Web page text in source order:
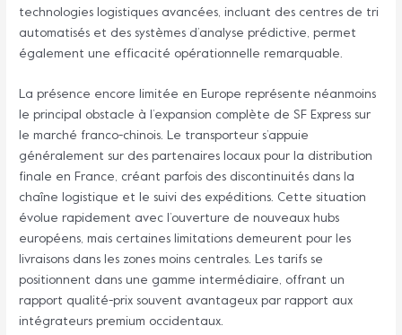
technologies logistiques avancées, incluant des centres de tri
automatisés et des systèmes d’analyse prédictive, permet
également une efficacité opérationnelle remarquable.
La présence encore limitée en Europe représente néanmoins
le principal obstacle à l’expansion complète de SF Express sur
le marché franco-chinois. Le transporteur s’appuie
généralement sur des partenaires locaux pour la distribution
finale en France, créant parfois des discontinuités dans la
chaîne logistique et le suivi des expéditions. Cette situation
évolue rapidement avec l’ouverture de nouveaux hubs
européens, mais certaines limitations demeurent pour les
livraisons dans les zones moins centrales. Les tarifs se
positionnent dans une gamme intermédiaire, offrant un
rapport qualité-prix souvent avantageux par rapport aux
intégrateurs premium occidentaux.